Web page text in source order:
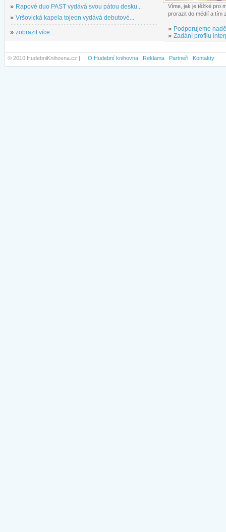
» Rapové duo PAST vydává svou pátou desku...
» Vršovická kapela tojeon vydává debutové...
» zobrazit více...
Víme, jak je těžké pro
prorazit do médií a tím
» Podporujeme
» Zadání profilu
© 2010 HudebniKnihovna.cz | O Hudební knihovna Reklama Partneři Kontakty